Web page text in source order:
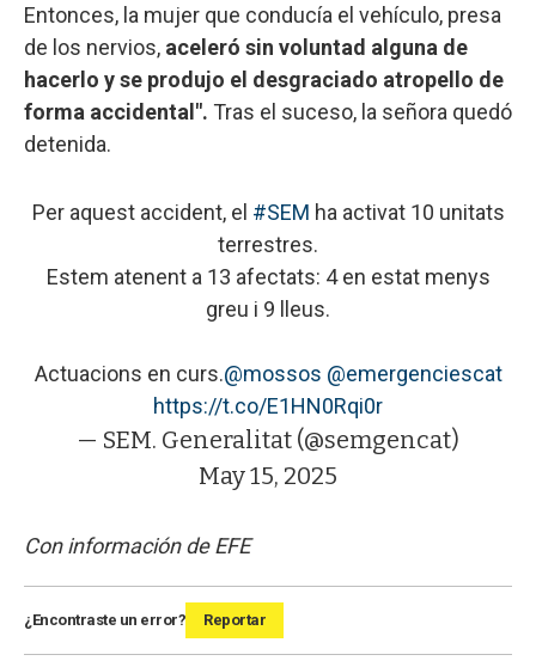
Entonces, la mujer que conducía el vehículo, presa
de los nervios, aceleró sin voluntad alguna de
hacerlo y se produjo el desgraciado atropello de
forma accidental". Tras el suceso, la señora quedó
detenida.
Per aquest accident, el #SEM ha activat 10 unitats
terrestres.
Estem atenent a 13 afectats: 4 en estat menys
greu i 9 lleus.
Actuacions en curs.@mossos @emergenciescat
https://t.co/E1HN0Rqi0r
— SEM. Generalitat (@semgencat)
May 15, 2025
Con información de EFE
¿Encontraste un error? Reportar